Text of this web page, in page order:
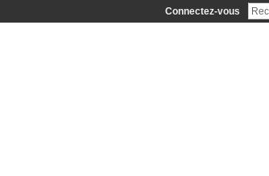
Connectez-vous